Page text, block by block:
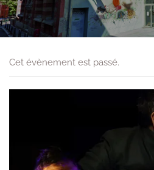
Cet évènement est passé.